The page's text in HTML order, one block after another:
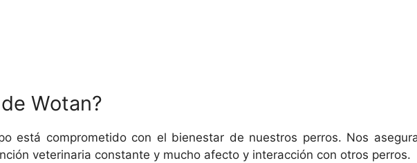
Wotan?
está comprometido con el bienestar de nuestros perros. Nos
veterinaria constante y mucho afecto y interacción con otros perros.